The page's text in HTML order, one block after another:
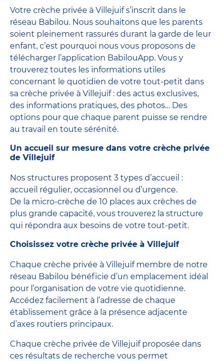
Votre crèche privée à Villejuif s’inscrit dans le
réseau Babilou. Nous souhaitons que les parents
soient pleinement rassurés durant la garde de leur
enfant, c’est pourquoi nous vous proposons de
télécharger l’application BabilouApp. Vous y
trouverez toutes les informations utiles
concernant le quotidien de votre tout-petit dans
sa crèche privée à Villejuif : des actus exclusives,
des informations pratiques, des photos… Des
options pour que chaque parent puisse se rendre
au travail en toute sérénité.
Un accueil sur mesure dans votre crèche privée
de Villejuif
Nos structures proposent 3 types d’accueil :
accueil régulier, occasionnel ou d’urgence.
De la micro-crèche de 10 places aux crèches de
plus grande capacité, vous trouverez la structure
qui répondra aux besoins de votre tout-petit.
Choisissez votre crèche privée à Villejuif
Chaque crèche privée à Villejuif membre de notre
réseau Babilou bénéficie d’un emplacement idéal
pour l’organisation de votre vie quotidienne.
Accédez facilement à l’adresse de chaque
établissement grâce à la présence adjacente
d’axes routiers principaux.
Chaque crèche privée de Villejuif proposée dans
ces résultats de recherche vous permet